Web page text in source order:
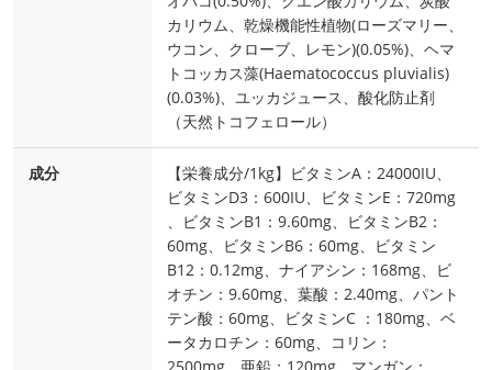
カリウム、乾燥機能性植物(ローズマリー、
ウコン、クローブ、レモン)(0.05%)、ヘマ
トコッカス藻(Haematococcus pluvialis)
(0.03%)、ユッカジュース、酸化防止剤
（天然トコフェロール）
成分
【栄養成分/1kg】ビタミンA：24000IU、
ビタミンD3：600IU、ビタミンE：720mg
、ビタミンB1：9.60mg、ビタミンB2：
60mg、ビタミンB6：60mg、ビタミン
B12：0.12mg、ナイアシン：168mg、ビ
オチン：9.60mg、葉酸：2.40mg、パント
テン酸：60mg、ビタミンC ：180mg、ベ
ータカロチン：60mg、コリン：